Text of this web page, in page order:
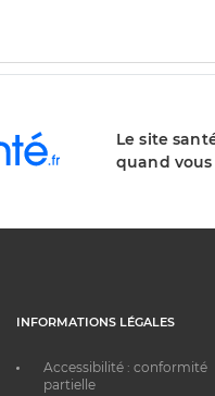
Le site
quand vous
INFORMATIONS LÉGALES
Accessibilité : conformité
partielle